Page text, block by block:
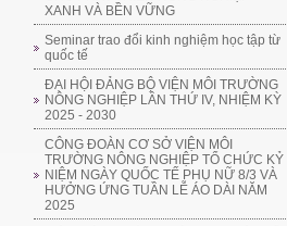
XANH VÀ BỀN VỮNG
Seminar trao đổi kinh nghiệm học tập từ
quốc tế
ĐẠI HỘI ĐẢNG BỘ VIỆN MÔI TRƯỜNG
NÔNG NGHIỆP LẦN THỨ IV, NHIỆM KỲ
2025 - 2030
CÔNG ĐOÀN CƠ SỞ VIỆN MÔI
TRƯỜNG NÔNG NGHIỆP TỔ CHỨC KỶ
NIỆM NGÀY QUỐC TẾ PHỤ NỮ 8/3 VÀ
HƯỞNG ỨNG TUẦN LỄ ÁO DÀI NĂM
2025